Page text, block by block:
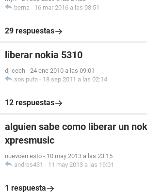
berna - 16 mar 2016 a las 08:51
29 respuestas
liberar nokia 5310
dj-cech - 24 ene 2010 a las 09:01
sos puta - 18 sep 2011 a las 02:14
12 respuestas
alguien sabe como liberar un
xpresmusic
nuevoen esto - 10 may 2013 a las 23:15
andres431 - 11 may 2013 a las 19:01
1 respuesta